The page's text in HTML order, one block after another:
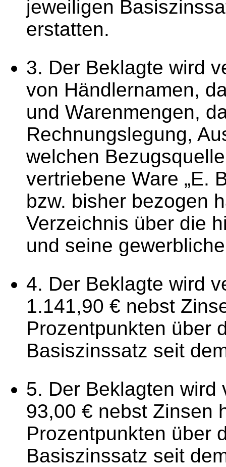
jeweiligen
erstatten.
3. Der Beklagte wird
von Händlernamen,
und Warenmengen,
Rechnungslegung,
welchen
vertriebene Ware „E.
bzw. bisher bezogen
Verzeichnis über die
und seine
4. Der Beklagte wird
1.141,90 € nebst
Prozentpunkten über
Basiszinssatz seit
5. Der Beklagten wird
93,00 € nebst Zinsen
Prozentpunkten über
Basiszinssatz seit